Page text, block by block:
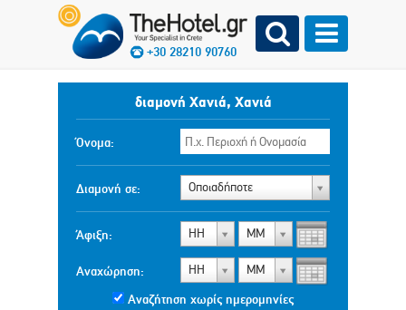
+30 28210 90760
διαμονή Χανιά, Χανιά
Όνομα:
Διαμονή σε: Οποιαδήποτε
Άφιξη: ΗΗ ΜΜ
Αναχώρηση: ΗΗ ΜΜ
Αναζήτηση χωρίς ημερομηνίες